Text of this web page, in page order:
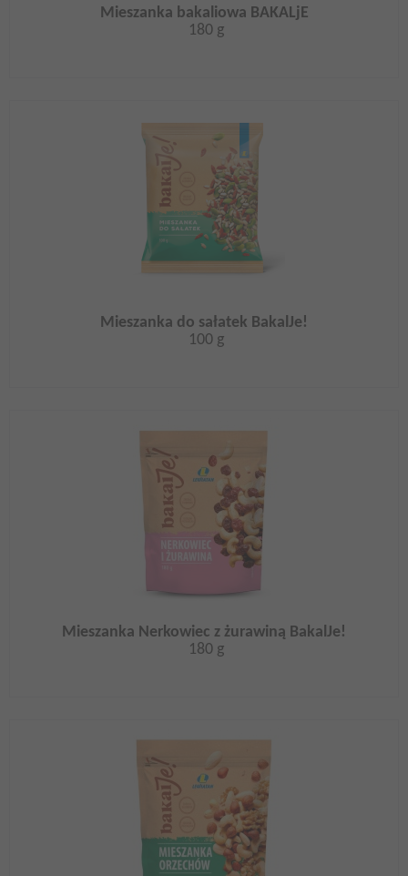
Mieszanka bakaliowa BAKALjE
180 g
Mieszanka do sałatek BakalJe!
100 g
Mieszanka Nerkowiec z żurawiną BakalJe!
180 g